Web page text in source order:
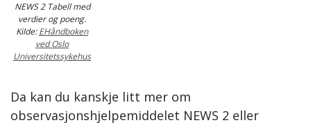
NEWS 2 Tabell med
verdier og poeng.
Kilde:EHåndboken
ved Oslo
Universitetssykehus
Da kan du kanskje litt mer om
observasjonshjelpemiddelet NEWS 2 eller